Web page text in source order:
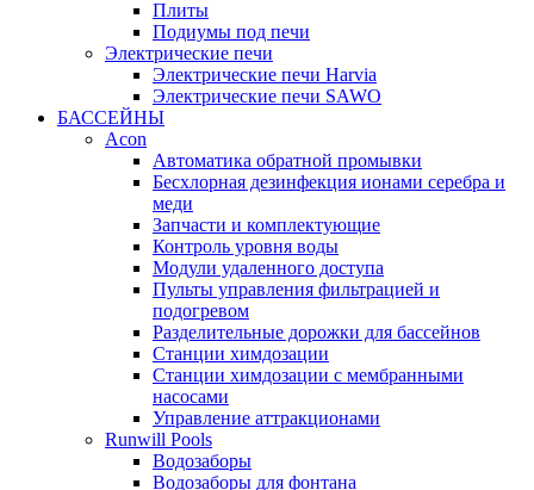
Плиты
Подиумы под печи
Электрические печи
Электрические печи Harvia
Электрические печи SAWO
БАССЕЙНЫ
Acon
Автоматика обратной промывки
Беcхлорная дезинфекция ионами серебра и
меди
Запчасти и комплектующие
Контроль уровня воды
Модули удаленного доступа
Пульты управления фильтрацией и
подогревом
Разделительные дорожки для бассейнов
Станции химдозации
Станции химдозации с мембранными
насосами
Управление аттракционами
Runwill Pools
Водозаборы
Водозаборы для фонтана